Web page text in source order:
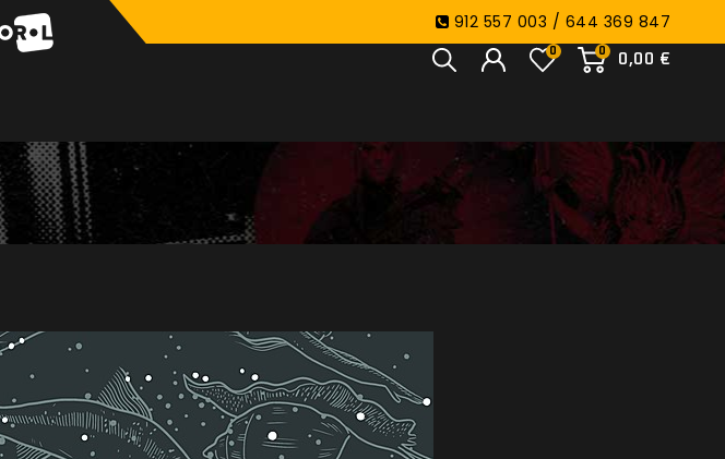
912 557 003 / 644 369 847
0
0,00 €
0